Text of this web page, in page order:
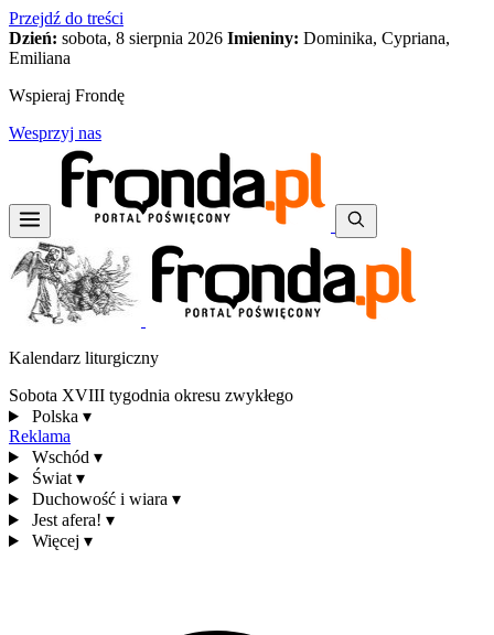
Przejdź do treści
Dzień: sobota, 8 sierpnia 2026 Imieniny: Dominika, Cypriana,
Emiliana
Wspieraj Frondę
Wesprzyj nas
Kalendarz liturgiczny
Sobota XVIII tygodnia okresu zwykłego
Polska ▾
Reklama
Wschód ▾
Świat ▾
Duchowość i wiara ▾
Jest afera! ▾
Więcej ▾